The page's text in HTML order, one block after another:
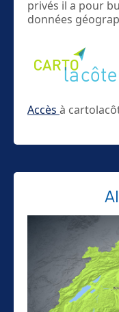
privés il a pour
données
Accès à